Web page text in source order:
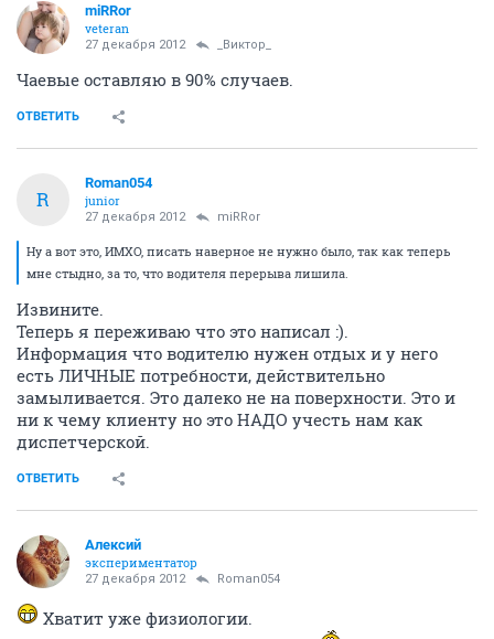
miRRor
veteran
27 декабря 2012 _Виктор_
Чаевые оставляю в 90% случаев.
ОТВЕТИТЬ
R
Roman054
junior
27 декабря 2012 miRRor
Ну а вот это, ИМХО, писать наверное не нужно было, так как теперь
мне стыдно, за то, что водителя перерыва лишила.
Извините.
Теперь я переживаю что это написал :).
Информация что водителю нужен отдых и у него
есть ЛИЧНЫЕ потребности, действительно
замыливается. Это далеко не на поверхности. Это и
ни к чему клиенту но это НАДО учесть нам как
диспетчерской.
ОТВЕТИТЬ
Алексий
экспериментатор
27 декабря 2012 Roman054
Хватит уже физиологии.